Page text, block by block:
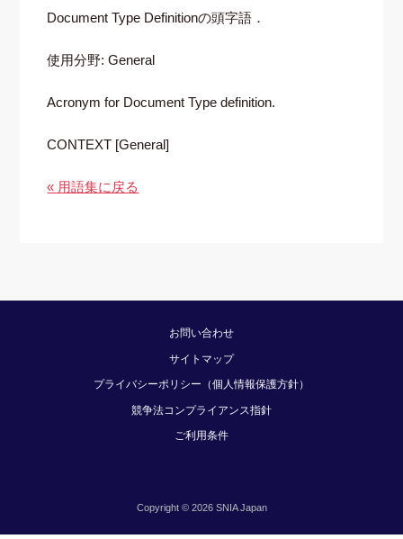
Document Type Definitionの頭字語．
使用分野: General
Acronym for Document Type definition.
CONTEXT [General]
« 用語集に戻る
お問い合わせ
サイトマップ
プライバシーポリシー（個人情報保護方針）
競争法コンプライアンス指針
ご利用条件
Copyright © 2026 SNIA Japan